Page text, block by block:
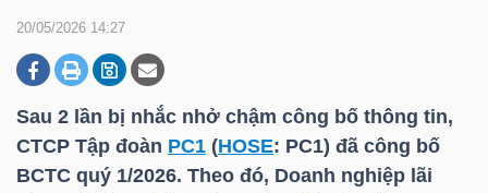
20/05/2026 14:27
Sau 2 lần bị nhắc nhở chậm công bố thông tin,
CTCP Tập đoàn PC1 (HOSE: PC1) đã công bố
BCTC quý 1/2026. Theo đó, Doanh nghiệp lãi
DOANH
NGHIỆP